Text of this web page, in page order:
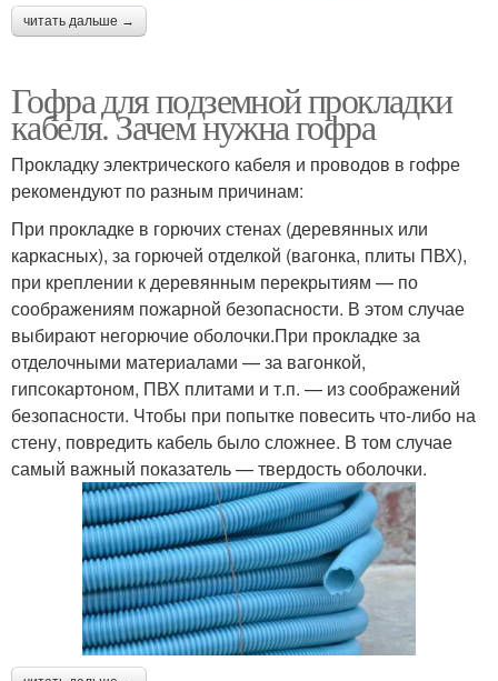
читать дальше →
Гофра для подземной прокладки
кабеля. Зачем нужна гофра
Прокладку электрического кабеля и проводов в гофре
рекомендуют по разным причинам:
При прокладке в горючих стенах (деревянных или
каркасных), за горючей отделкой (вагонка, плиты ПВХ),
при креплении к деревянным перекрытиям — по
соображениям пожарной безопасности. В этом случае
выбирают негорючие оболочки.При прокладке за
отделочными материалами — за вагонкой,
гипсокартоном, ПВХ плитами и т.п. — из соображений
безопасности. Чтобы при попытке повесить что-либо на
стену, повредить кабель было сложнее. В том случае
самый важный показатель — твердость оболочки.